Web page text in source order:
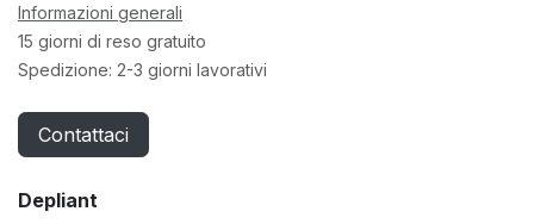
Informazioni generali
15 giorni di reso gratuito
Spedizione: 2-3 giorni lavorativi
Contattaci
Depliant